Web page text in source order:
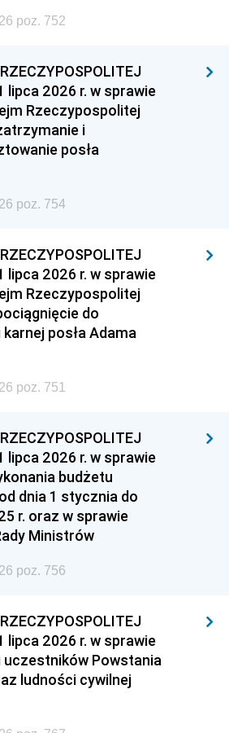
poz. 752
lipca 2026 r. w sprawie
Rzeczypospolitej
i
posła
poz. 754
lipca 2026 r. w sprawie
Rzeczypospolitej
do
posła Adama
poz. 751
lipca 2026 r. w sprawie
budżetu
dnia 1 stycznia do
r. oraz w sprawie
Ministrów
poz. 756
lipca 2026 r. w sprawie
Powstania
ludności cywilnej